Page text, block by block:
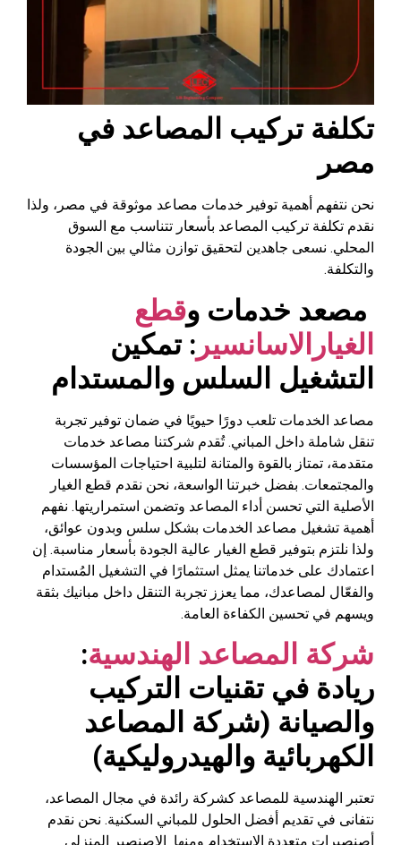
تكلفة تركيب المصاعد في
مصر
نحن نتفهم أهمية توفير خدمات مصاعد موثوقة في مصر، ولذا
نقدم تكلفة تركيب المصاعد بأسعار تتناسب مع السوق
المحلي. نسعى جاهدين لتحقيق توازن مثالي بين الجودة
والتكلفة.
مصعد خدمات وقطع
الغيارالاسانسير : تمكين
التشغيل السلس والمستدام
مصاعد الخدمات تلعب دورًا حيويًا في ضمان توفير تجربة
تنقل شاملة داخل المباني. تُقدم شركتنا مصاعد خدمات
متقدمة، تمتاز بالقوة والمتانة لتلبية احتياجات المؤسسات
والمجتمعات. بفضل خبرتنا الواسعة، نحن نقدم قطع الغيار
الأصلية التي تحسن أداء المصاعد وتضمن استمراريتها. نفهم
أهمية تشغيل مصاعد الخدمات بشكل سلس وبدون عوائق،
ولذا نلتزم بتوفير قطع الغيار عالية الجودة بأسعار مناسبة. إن
اعتمادك على خدماتنا يمثل استثمارًا في التشغيل المُستدام
والفعّال لمصاعدك، مما يعزز تجربة التنقل داخل مبانيك بثقة
ويسهم في تحسين الكفاءة العامة.
شركة المصاعد الهندسية:
ريادة في تقنيات التركيب
والصيانة (شركة المصاعد
الكهربائية والهيدروليكية)
تعتبر الهندسية للمصاعد كشركة رائدة في مجال المصاعد،
نتفانى في تقديم أفضل الحلول للمباني السكنية. نحن نقدم
أصنصيرات متعددة الاستخدام ومنها الاصنصير المنزلي